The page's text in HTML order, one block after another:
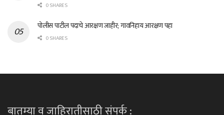
0 SHARES
पोलीस पाटील पदाचे आरक्षण जाहीर; गावनिहाय आरक्षण पहा
0 SHARES
बातम्या व जाहिरातीसाठी संपर्क :